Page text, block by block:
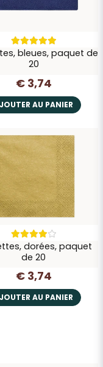
bleues, paquet de
20
€ 3,74
AU PANIER
dorées, paquet
de 20
€ 3,74
AU PANIER